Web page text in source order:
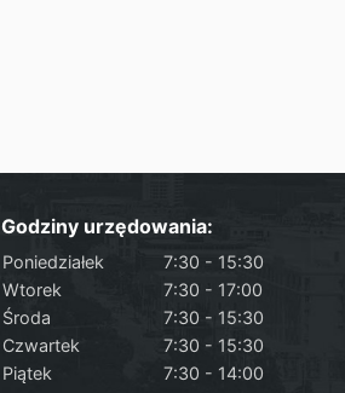
Godziny urzędowania:
Poniedziałek
7:30 - 15:30
Wtorek
7:30 - 17:00
Środa
7:30 - 15:30
Czwartek
7:30 - 15:30
Piątek
7:30 - 14:00